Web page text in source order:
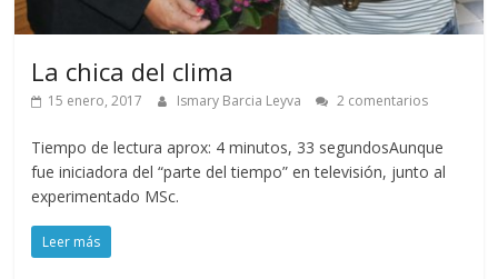
La chica del clima
15 enero, 2017 Ismary Barcia Leyva 2 comentarios
Tiempo de lectura aprox: 4 minutos, 33 segundosAunque
fue iniciadora del “parte del tiempo” en televisión, junto al
experimentado MSc.
Leer más